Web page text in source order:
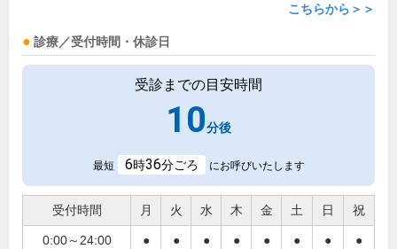
こちらから＞＞
診療／受付時間・休診日
受診までの目安時間
10分後
最短 6時36分ごろ にお呼びいたします
受付時間 月 火 水 木 金 土 日 祝
0:00～24:00 ● ● ● ● ● ● ● ●